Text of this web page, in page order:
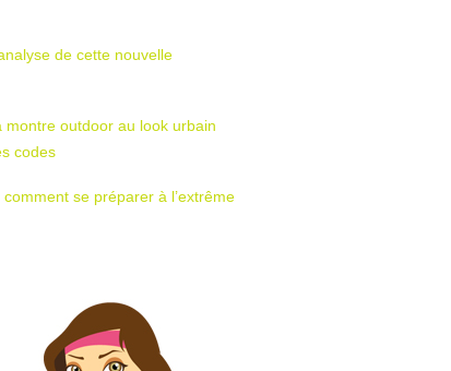
de cette nouvelle
montre outdoor au look urbain
codes
se préparer à l’extrême